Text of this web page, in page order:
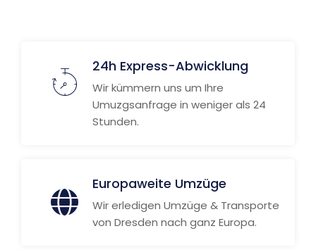
24h Express-Abwicklung
Wir kümmern uns um Ihre
Umuzgsanfrage in weniger als 24
Stunden.
Europaweite Umzüge
Wir erledigen Umzüge & Transporte
von Dresden nach ganz Europa.